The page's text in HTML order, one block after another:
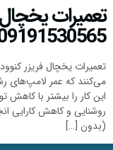
تعمیرات یخچال
می‌کنند که عمر لامپ‌های
این کار را بیشتر با
روشنایی و کاهش کارایی
(بدون […]